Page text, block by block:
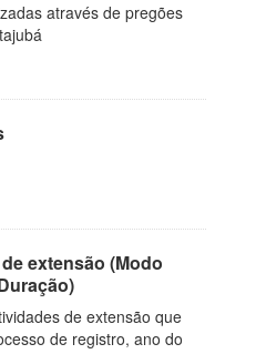
através de pregões
extensão (Modo
de extensão que
de registro, ano do